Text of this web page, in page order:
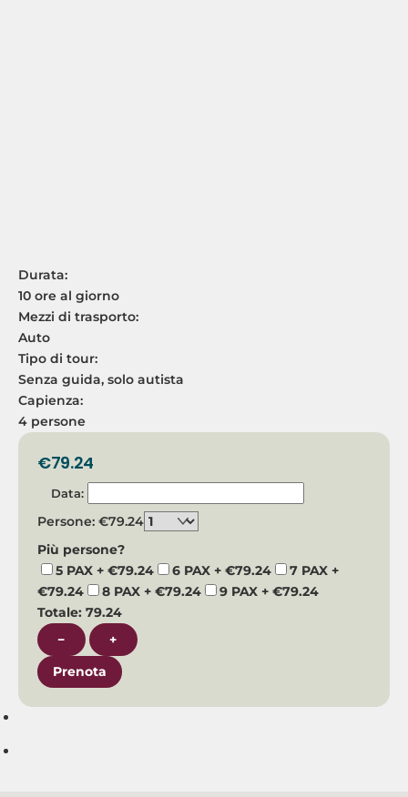
Durata:
10 ore al giorno
Mezzi di trasporto:
Auto
Tipo di tour:
Senza guida, solo autista
Capienza:
4 persone
€79.24
Data:
Persone: €79.24
Più persone?
5 PAX + €79.24 6 PAX + €79.24
7 PAX +
€79.24 8 PAX + €79.24 9 PAX + €79.24
Totale: 79.24
−
TOUR
DI
UBUD
+
Prenota